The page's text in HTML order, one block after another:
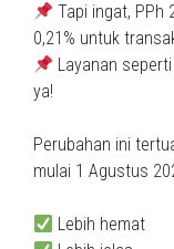
Tapi ingat, PPh
0,21% untuk
Layanan
ya!
Perubahan ini
mulai 1 Agustus
Lebih hemat